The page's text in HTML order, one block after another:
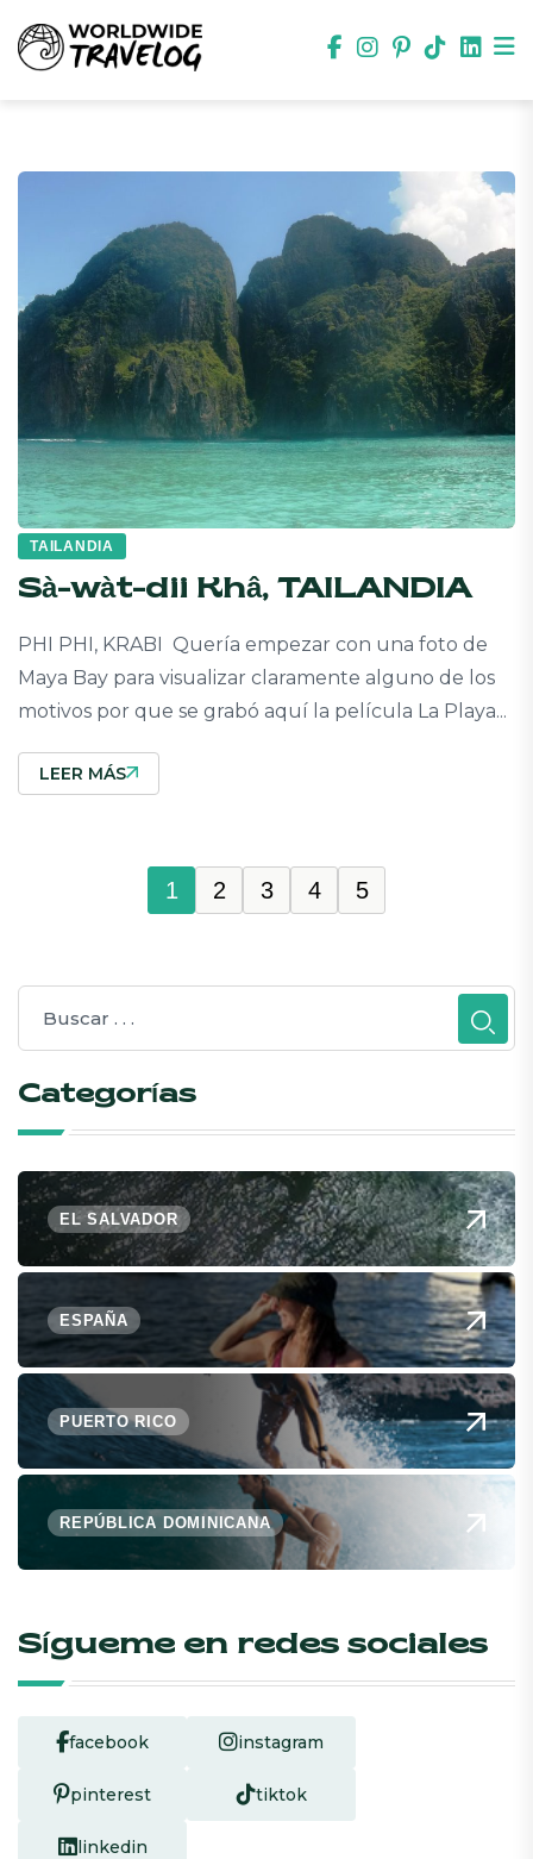
TAILANDIA
Sà-wàt-dii Khâ, TAILANDIA
PHI PHI, KRABI Quería empezar con una foto de
Maya Bay para visualizar claramente alguno de los
motivos por que se grabó aquí la película La Playa...
LEER MÁS
1 2 3 4 5
Categorías
EL SALVADOR
ESPAÑA
PUERTO RICO
REPÚBLICA DOMINICANA
Sígueme en redes sociales
facebook instagram
pinterest tiktok
linkedin